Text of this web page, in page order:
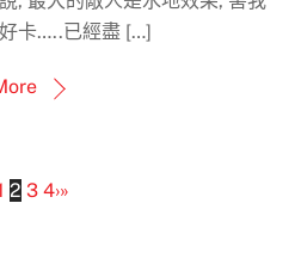
卡…..已經盡 […]
2 3 4›»